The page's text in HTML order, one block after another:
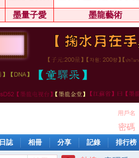
墨量子愛 墨龍藝術
用戶名
密碼
日誌 相冊 分享 記錄 排行榜